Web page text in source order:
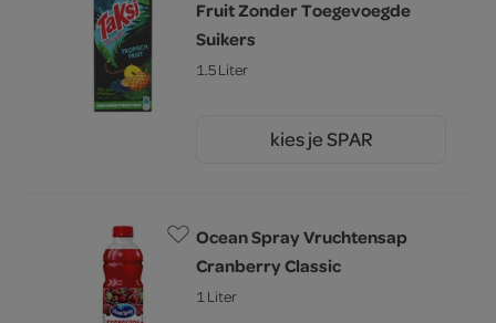
Fruit Zonder Toegevoegde
Suikers
1.5 Liter
kies je SPAR
Ocean Spray Vruchtensap
Cranberry Classic
1 Liter